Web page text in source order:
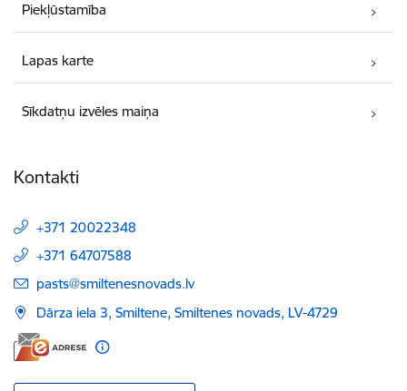
Piekļūstamība
Lapas karte
Sīkdatņu izvēles maiņa
Kontakti
+371 20022348
+371 64707588
E-pasts:
pasts@smiltenesnovads.lv
Dārza iela 3, Smiltene, Smiltenes novads, LV-4729